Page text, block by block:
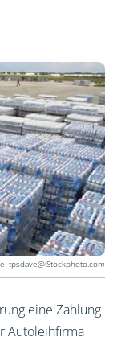
tpsdave@iStockphoto.com
eine Zahlung
Autoleihfirma